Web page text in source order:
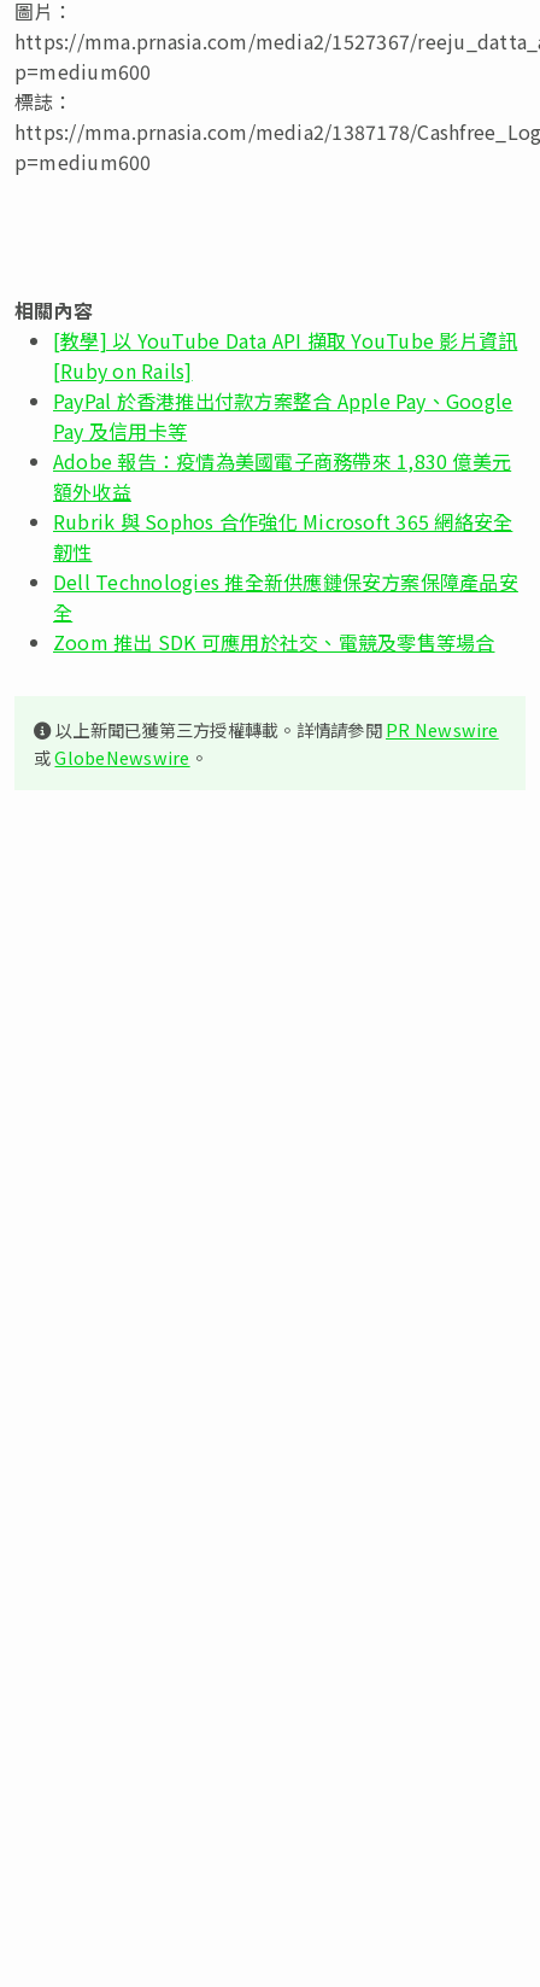
圖片：
https://mma.prnasia.com/media2/1527367/
p=medium600
標誌：
https://mma.prnasia.com/media2/1387178/
p=medium600
相關內容
[教學] 以 YouTube Data API 擷取 YouTube 影片資訊
[Ruby on Rails]
PayPal 於香港推出付款方案整合 Apple Pay、Google
Pay 及信用卡等
Adobe 報告：疫情為美國電子商務帶來 1,830 億美元
額外收益
Rubrik 與 Sophos 合作強化 Microsoft 365 網絡安全
韌性
Dell Technologies 推全新供應鏈保安方案保障產品安
全
Zoom 推出 SDK 可應用於社交、電競及零售等場合
以上新聞已獲第三方授權轉載。詳情請參閱PR Newswire
或GlobeNewswire 。